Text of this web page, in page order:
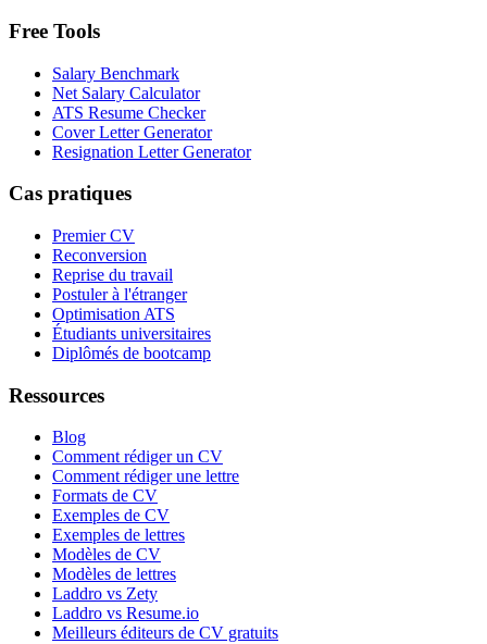
Free Tools
Salary Benchmark
Net Salary Calculator
ATS Resume Checker
Cover Letter Generator
Resignation Letter Generator
Cas pratiques
Premier CV
Reconversion
Reprise du travail
Postuler à l'étranger
Optimisation ATS
Étudiants universitaires
Diplômés de bootcamp
Ressources
Blog
Comment rédiger un CV
Comment rédiger une lettre
Formats de CV
Exemples de CV
Exemples de lettres
Modèles de CV
Modèles de lettres
Laddro vs Zety
Laddro vs Resume.io
Meilleurs éditeurs de CV gratuits